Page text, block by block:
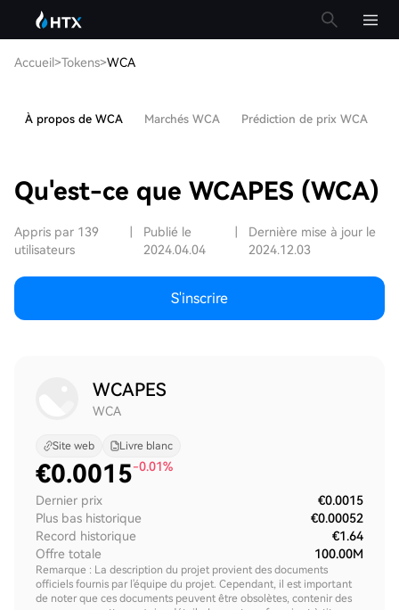
Accueil>Tokens>WCA
À propos de WCA Marchés WCA Prédiction de prix WCA
Qu'est-ce que WCAPES (WCA)
Appris par 139
utilisateurs
Publié le
2024.04.04
Dernière mise à jour le
2024.12.03
S'inscrire
WCAPES
WCA
Site web Livre blanc
€0.0015-0.01%
Dernier prix
€0.0015
Plus bas historique
€0.00052
Record historique
€1.64
Offre totale
100.00M
Remarque : La description du projet provient des documents
officiels fournis par l'équipe du projet. Cependant, il est important
de noter que ces documents peuvent être obsolètes, contenir des